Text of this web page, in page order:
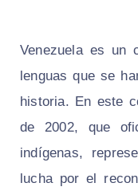
Venezuela es un
lenguas que se
historia. En este
de 2002, que
indígenas,
lucha por el